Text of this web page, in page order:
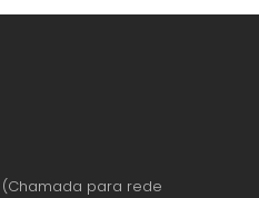
(Chamada para rede